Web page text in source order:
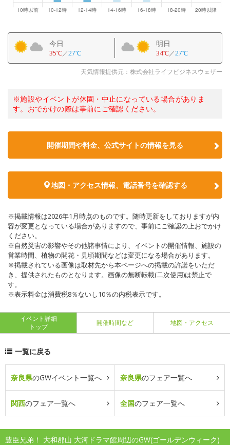
今日
35℃／27℃
明日
34℃／27℃
天気情報提供元：株式会社ライフビジネスウェザー
※施設やイベントが休園・中止になっている場合がありま
す。おでかけの際は事前にご確認ください。
開催期間や料金、公式サイトの情報を見る
地図・アクセス情報、電話番号を確認する
※掲載情報は2026年1月時点のものです。随時更新をしておりますが内
容が変更となっている場合がありますので、事前にご確認の上おでかけ
ください。
※自然災害の影響やその他諸事情により、イベントの開催情報、施設の
営業時間、植物の開花・見頃期間などは変更になる場合があります。
※掲載されている画像は取材先から本ページへの掲載の許諾をいただ
き、提供されたものとなります。画像の無断転載(二次使用)は禁止で
す。
※表示料金は消費税8％ないし10％の内税表示です。
イベント詳細
トップ
開催時間など 地図・アクセス
一覧に戻る
奈良県のGWイベント一覧へ 奈良県のフェア一覧へ
関西のフェア一覧へ 全国のフェア一覧へ
豊臣兄弟！ 大和郡山 大河ドラマ館周辺のGW(ゴールデンウィーク)